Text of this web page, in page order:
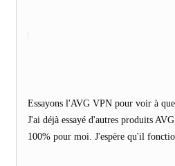
Essayons l'AVG VPN pour voir à
J'ai déjà essayé d'autres produits
100% pour moi. J'espère qu'il